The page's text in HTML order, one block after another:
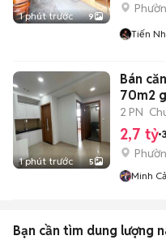
1 phút trước 9
Tiến
1 phút trước 5
Bán
70m2
2 PN
2,7 tỷ
Minh
Bạn cần tìm dung lượng